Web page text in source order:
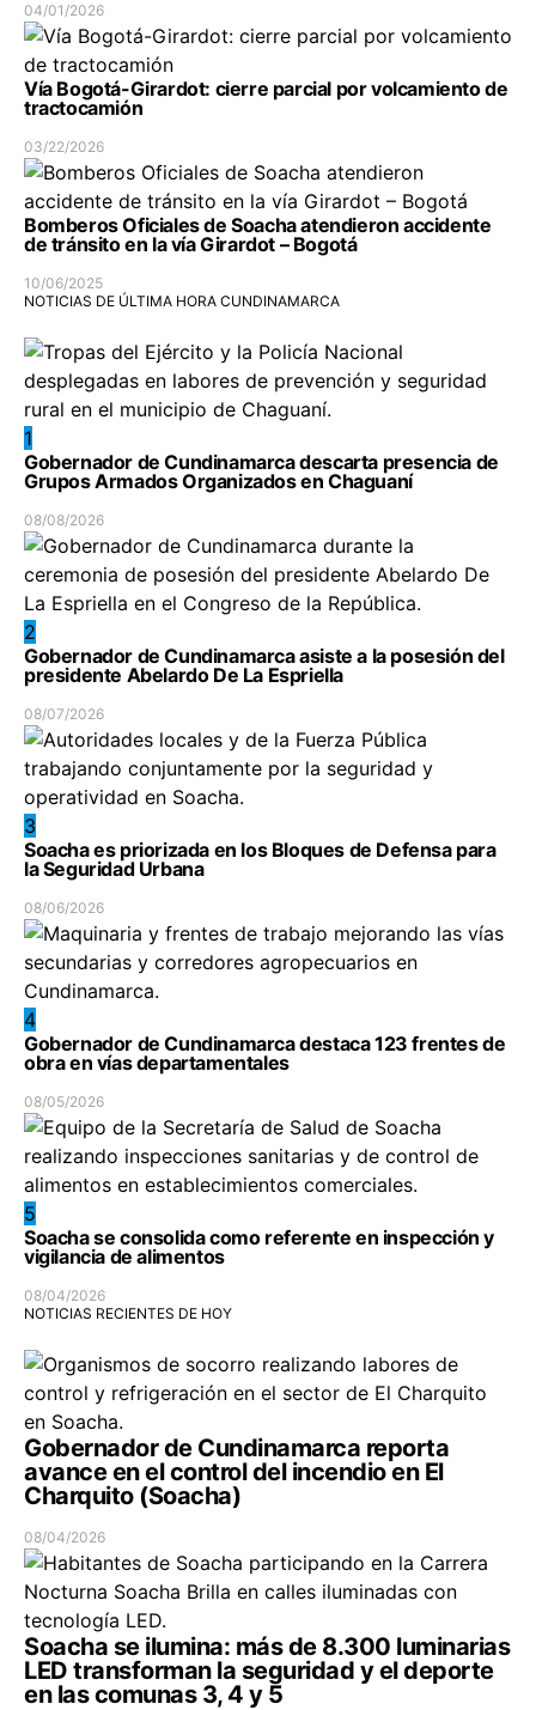
04/01/2026
Vía Bogotá-Girardot: cierre parcial por volcamiento de
tractocamión
03/22/2026
Bomberos Oficiales de Soacha atendieron accidente
de tránsito en la vía Girardot – Bogotá
10/06/2025
NOTICIAS DE ÚLTIMA HORA CUNDINAMARCA
1
Gobernador de Cundinamarca descarta presencia de
Grupos Armados Organizados en Chaguaní
08/08/2026
2
Gobernador de Cundinamarca asiste a la posesión del
presidente Abelardo De La Espriella
08/07/2026
3
Soacha es priorizada en los Bloques de Defensa para
la Seguridad Urbana
08/06/2026
4
Gobernador de Cundinamarca destaca 123 frentes de
obra en vías departamentales
08/05/2026
5
Soacha se consolida como referente en inspección y
vigilancia de alimentos
08/04/2026
NOTICIAS RECIENTES DE HOY
Gobernador de Cundinamarca reporta
avance en el control del incendio en El
Charquito (Soacha)
08/04/2026
Soacha se ilumina: más de 8.300 luminarias
LED transforman la seguridad y el deporte
en las comunas 3, 4 y 5